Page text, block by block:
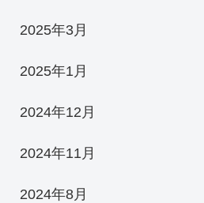
2025年3月
2025年1月
2024年12月
2024年11月
2024年8月